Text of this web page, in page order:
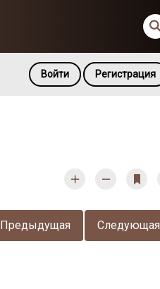
Войти Регистрация
Предыдущая Следующая